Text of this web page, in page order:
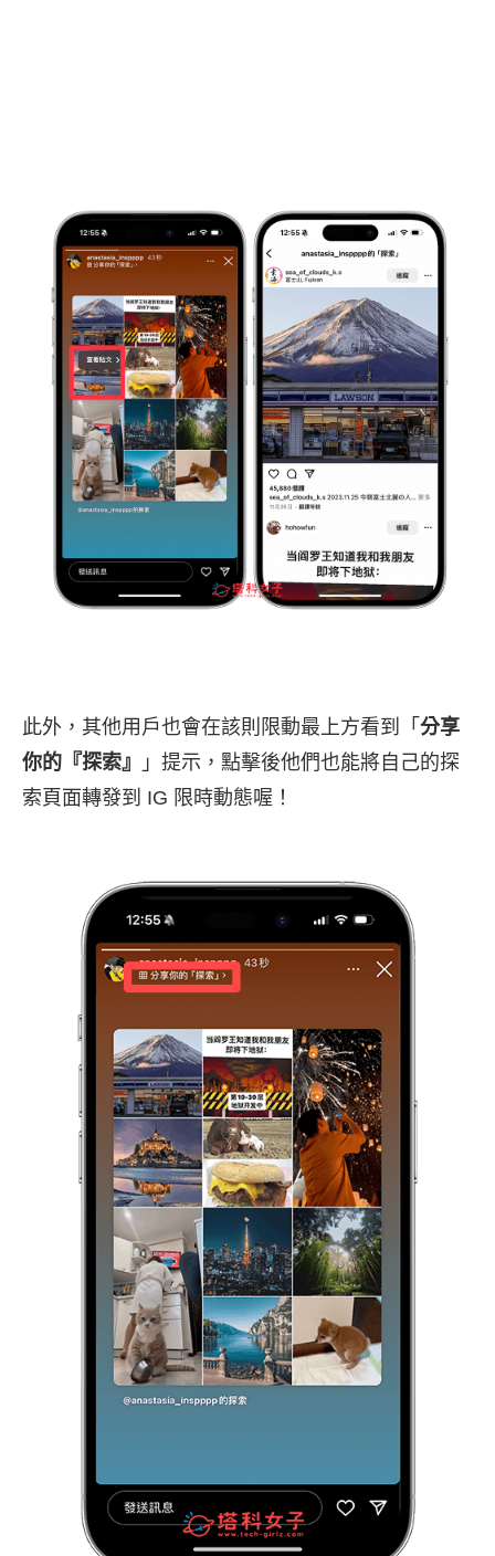
此外，其他用戶也會在該則限動最上方看到「 分享
你的『探索』
」提示，點擊後他們也能將自己的探
索頁面轉發到 IG 限時動態喔！